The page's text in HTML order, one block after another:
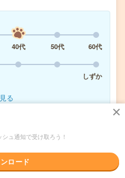
40代 50代
60代
しずか
る
詳しく見る
ッフサービス
ュ通知で受け取ろう！
ロード